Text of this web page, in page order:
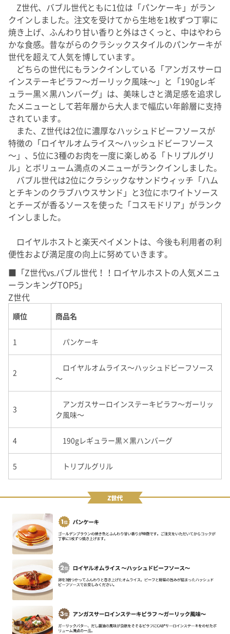
Z世代、バブル世代ともに1位は「パンケーキ」がラン
クインしました。注文を受けてから生地を1枚ずつ丁寧に
焼き上げ、ふんわり甘い香りと外はさくっと、中はやわら
かな食感。昔ながらのクラシックスタイルのパンケーキが
世代を超えて人気を博しています。
どちらの世代にもランクインしている「アンガスサーロ
インステーキピラフ～ガーリック風味～」と「190gレギ
ュラー黒×黒ハンバーグ」は、美味しさと満足感を追求し
たメニューとして若年層から大人まで幅広い年齢層に支持
されています。
また、Z世代は2位に濃厚なハッシュドビーフソースが
特徴の「ロイヤルオムライス～ハッシュドビーフソース
～」、5位に3種のお肉を一度に楽しめる「トリプルグリ
ル」とボリューム満点のメニューがランクインしました。
バブル世代は2位にクラシックなサンドウィッチ「ハム
とチキンのクラブハウスサンド」と3位にホワイトソース
とチーズが香るソースを使った「コスモドリア」がランク
インしました。
ロイヤルホストと楽天ペイメントは、今後も利用者の利
便性および満足度の向上に努めていきます。
■「Z世代vs.バブル世代！！ロイヤルホストの人気メニュ
ーランキングTOP5」
Z世代
順位 商品名
1 パンケーキ
2
ロイヤルオムライス～ハッシュドビーフソース
～
3
アンガスサーロインステーキピラフ～ガーリッ
ク風味～
4 190gレギュラー黒×黒ハンバーグ
5 トリプルグリル